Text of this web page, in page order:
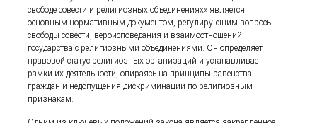
свободе совести и религиозных объединениях» является
основным нормативным документом, регулирующим вопросы
свободы совести, вероисповедания и взаимоотношений
государства с религиозными объединениями. Он определяет
правовой статус религиозных организаций и устанавливает
рамки их деятельности, опираясь на принципы равенства
граждан и недопущения дискриминации по религиозным
признакам.